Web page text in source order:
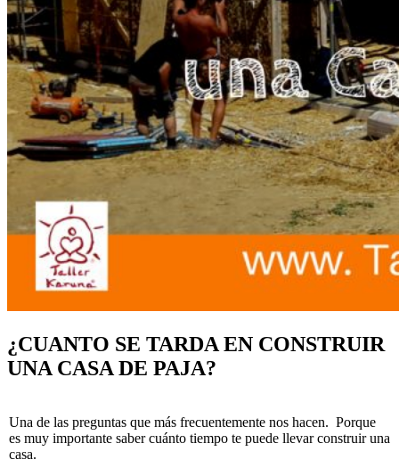
¿CUANTO SE TARDA EN CONSTRUIR
UNA CASA DE PAJA?
Una de las preguntas que más frecuentemente nos hacen. Porque
es muy importante saber cuánto tiempo te puede llevar construir una
casa.